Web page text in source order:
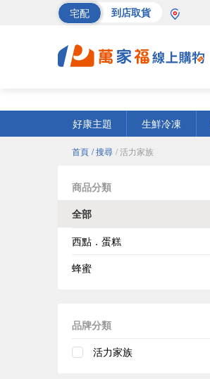
宅配 到店取貨
好康主題
生鮮冷凍
首頁 / 搜尋 / 活力家族
商品分類
全部
西點．蛋糕
蜂蜜
品牌分類
活力家族